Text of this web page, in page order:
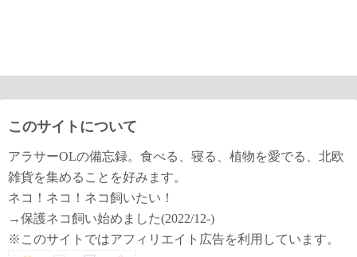
このサイトについて
アラサーOLの備忘録。食べる、寝る、植物を愛でる、北欧
雑貨を集めることを好みます。
ネコ！ネコ！ネコ飼いたい！
→保護ネコ飼い始めました(2022/12-)
※このサイトではアフィリエイト広告を利用しています。